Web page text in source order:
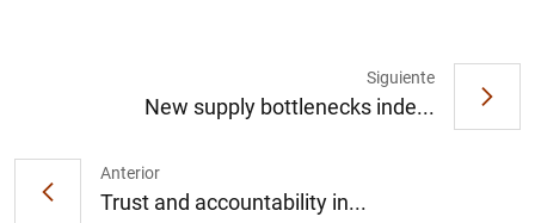
Anterior
Trust and accountability in...
Siguiente
New supply bottlenecks inde...